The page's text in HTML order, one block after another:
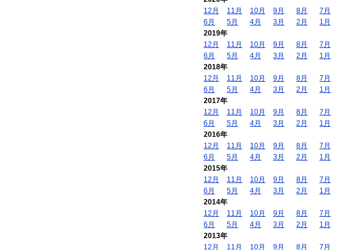
12月
11月 10月 9月 8月
7月
6月
5月 4月 3月 2月
1月
2019年
12月
11月 10月 9月 8月
7月
6月
5月 4月 3月 2月
1月
2018年
12月
11月 10月 9月 8月
7月
6月
5月 4月 3月 2月
1月
2017年
12月
11月 10月 9月 8月
7月
6月
5月 4月 3月 2月
1月
2016年
12月
11月 10月 9月 8月
7月
6月
5月 4月 3月 2月
1月
2015年
12月
11月 10月 9月 8月
7月
6月
5月 4月 3月 2月
1月
2014年
12月
11月 10月 9月 8月
7月
6月
5月 4月 3月 2月
1月
2013年
12月
11月 10月 9月 8月 7月